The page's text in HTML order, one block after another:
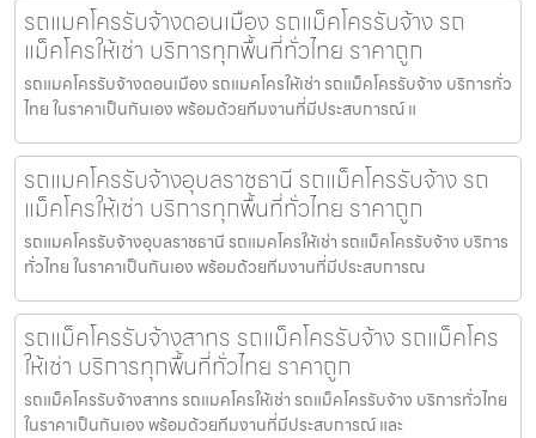
รถแมคโครรับจ้างดอนเมือง รถแม็คโครรับจ้าง รถ
แม็คโครให้เช่า บริการทุกพื้นที่ทั่วไทย ราคาถูก
รถแมคโครรับจ้างดอนเมือง รถแมคโครให้เช่า รถแม็คโครรับจ้าง บริการทั่ว
ไทย ในราคาเป็นกันเอง พร้อมด้วยทีมงานที่มีประสบการณ์ แ
รถแมคโครรับจ้างอุบลราชธานี รถแม็คโครรับจ้าง รถ
แม็คโครให้เช่า บริการทุกพื้นที่ทั่วไทย ราคาถูก
รถแมคโครรับจ้างอุบลราชธานี รถแมคโครให้เช่า รถแม็คโครรับจ้าง บริการ
ทั่วไทย ในราคาเป็นกันเอง พร้อมด้วยทีมงานที่มีประสบการณ
รถแม็คโครรับจ้างสาทร รถแม็คโครรับจ้าง รถแม็คโคร
ให้เช่า บริการทุกพื้นที่ทั่วไทย ราคาถูก
รถแม็คโครรับจ้างสาทร รถแมคโครให้เช่า รถแม็คโครรับจ้าง บริการทั่วไทย
ในราคาเป็นกันเอง พร้อมด้วยทีมงานที่มีประสบการณ์ และ